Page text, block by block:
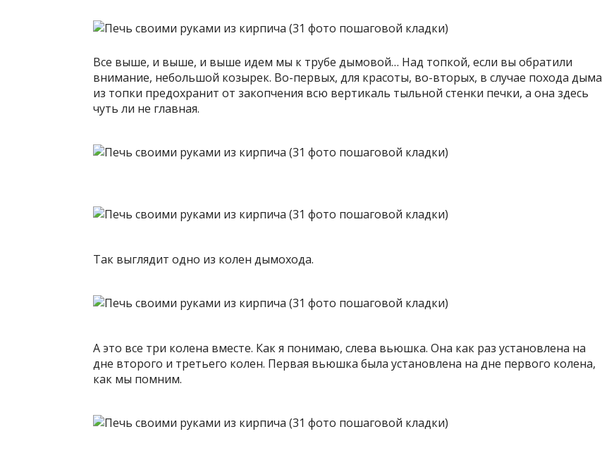
Все выше, и выше, и выше идем мы к трубе дымовой… Над топкой, если вы обратили
внимание, небольшой козырек. Во-первых, для красоты, во-вторых, в случае похода дыма
из топки предохранит от закопчения всю вертикаль тыльной стенки печки, а она здесь
чуть ли не главная.
Так выглядит одно из колен дымохода.
А это все три колена вместе. Как я понимаю, слева вьюшка. Она как раз установлена на
дне второго и третьего колен. Первая вьюшка была установлена на дне первого колена,
как мы помним.